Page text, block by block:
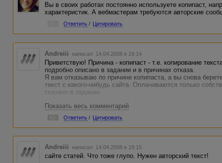
Вы в своих работах постоянно используете копипаст,
характеристик. А вебмастерам требуются авторские
Ответить / Цитировать
Andreiii написал 14.04.2008 в 19:14
Приветствую! Причина - копипаст - т.е. копирование
подробно описано в задании и в причинах отказа.
Я вам отказываю по причине копипаста, а вы снова
текст с какого-нибудь сайта. Оплачиваются только
сказано в задании.
Также хочу дать пояснения для таких вот
генерирует более-менее связный текст, но только с
при этом получается полная бессмыслица. Смешно
вопрос о том, где можно получить кредит на покупку
обменяться фотографиями крутых автомобилей
должен быть не просто авторским, он должен быть
предложений. Об этом тоже сказано в задании.
А кто-то просто берет и компилирует текст из двух-трех
Показать весь комментарий
Ответить / Цитировать
Andreiii написал 14.04.2008 в 19:15
сайте статей. Что тоже глупо. Нужен авторский текст!